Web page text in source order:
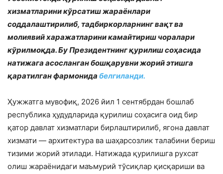
хизматларини кўрсатиш жараёнлари
соддалаштирилиб, тадбиркорларнинг вақт ва
молиявий харажатларини камайтириш чоралари
кўрилмоқда. Бу Президентнинг қурилиш соҳасида
натижага асосланган бошқарувни жорий этишга
қаратилган фармонида белгиланди.
Ҳужжатга мувофиқ, 2026 йил 1 сентябрдан бошлаб
республика ҳудудларида қурилиш соҳасига оид бир
қатор давлат хизматлари бирлаштирилиб, ягона давлат
хизмати — архитектура ва шаҳарсозлик талабини бериш
тизими жорий этилади. Натижада қурилишга рухсат
олиш жараёнидаги маъмурий тўсиқлар қисқариши ва